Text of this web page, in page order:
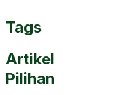
Tags
Artikel
Pilihan